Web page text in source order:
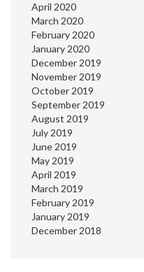
April 2020
March 2020
February 2020
January 2020
December 2019
November 2019
October 2019
September 2019
August 2019
July 2019
June 2019
May 2019
April 2019
March 2019
February 2019
January 2019
December 2018